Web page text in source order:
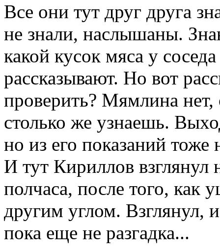
Все они тут друг друга
не знали, наслышаны.
какой кусок мяса у
рассказывают. Но вот
проверить? Мямлина
столько же узнаешь.
но из его показаний
И тут Кириллов
полчаса, после того,
другим углом. Взглянул,
пока еще не разгадка...